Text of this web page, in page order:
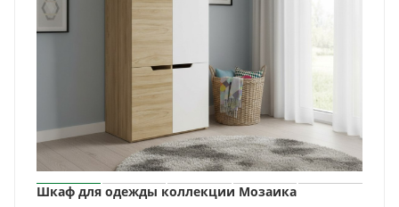
Шкаф для одежды коллекции Мозаика